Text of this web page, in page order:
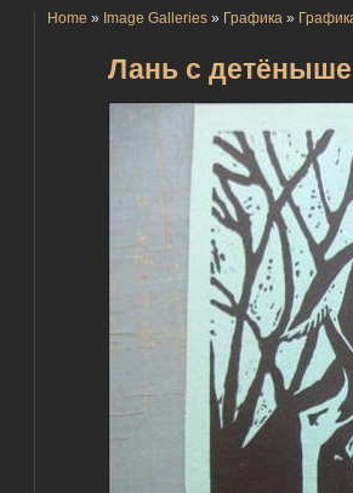
Home » Image Galleries » Графика »
Лань с